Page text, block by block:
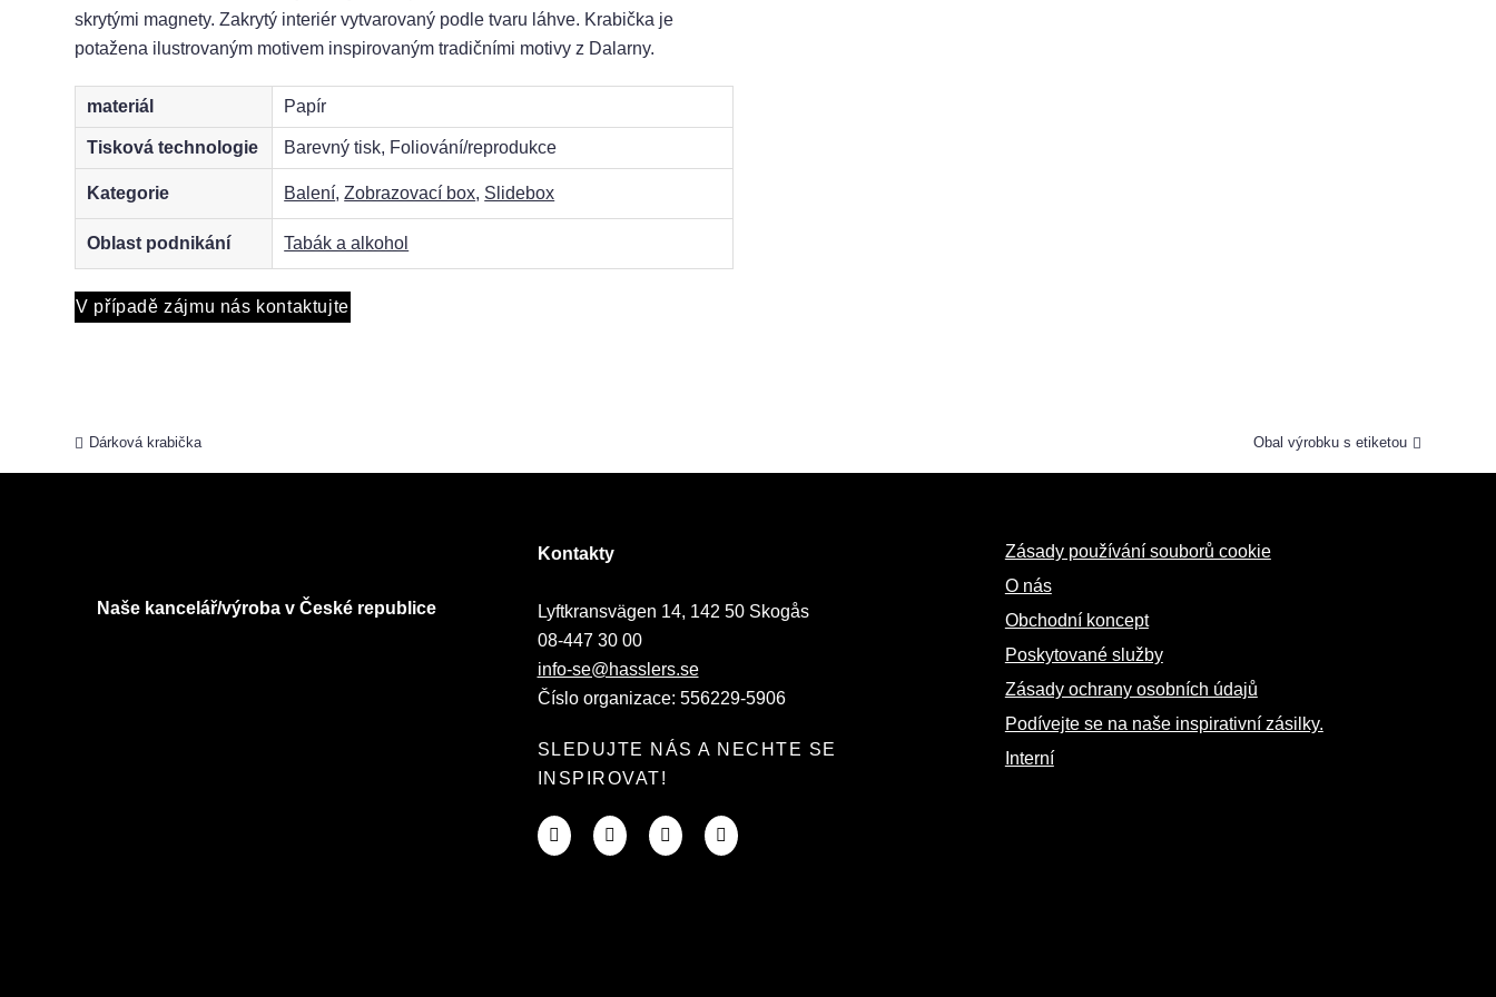
skrytými magnety. Zakrytý interiér vytvarovaný podle tvaru láhve. Krabička je
potažena ilustrovaným motivem inspirovaným tradičními motivy z Dalarny.
materiál Papír
Tisková technologie Barevný tisk, Foliování/reprodukce
Kategorie Balení,Zobrazovací box, Slidebox
Oblast podnikání Tabák a alkohol
V případě zájmu nás kontaktujte
Dárková krabička Obal výrobku s etiketou
Naše kancelář/výroba v České republice
Kontakty
Lyftkransvägen 14, 142 50 Skogås
08-447 30 00
info-se@hasslers.se
Číslo organizace: 556229-5906
SLEDUJTE NÁS A NECHTE SE
INSPIROVAT!
Zásady používání souborů cookie
O nás
Obchodní koncept
Poskytované služby
Zásady ochrany osobních údajů
Podívejte se na naše inspirativní zásilky.
Interní